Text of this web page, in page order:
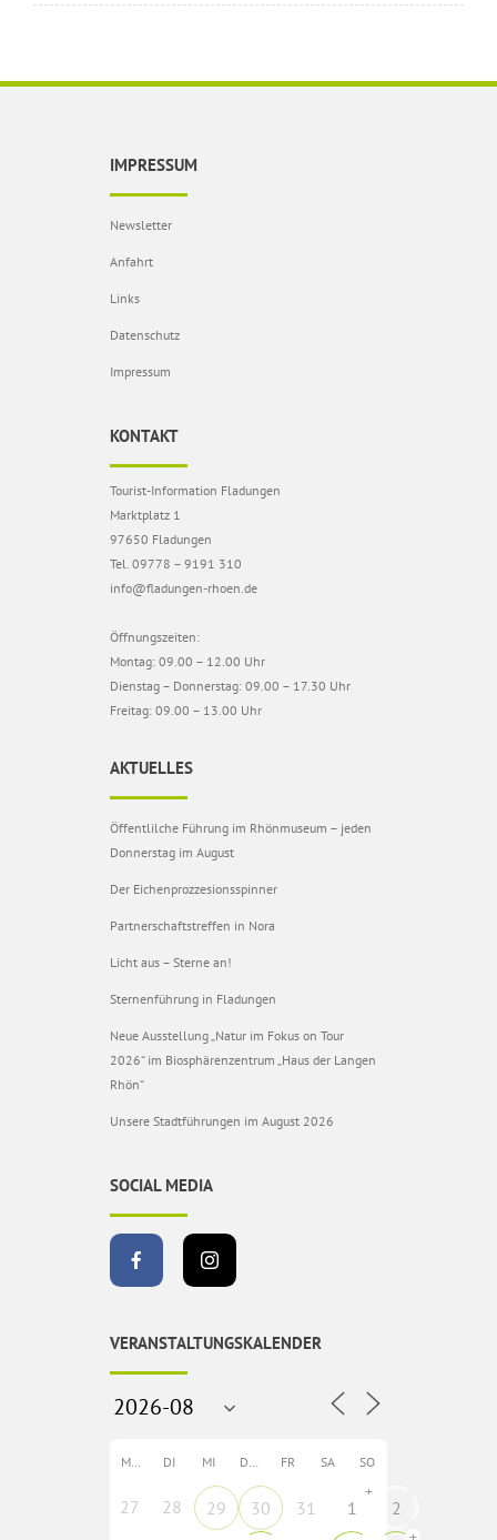
IMPRESSUM
Newsletter
Anfahrt
Links
Datenschutz
Impressum
KONTAKT
Tourist-Information Fladungen
Marktplatz 1
97650 Fladungen
Tel. 09778 – 9191 310
info@fladungen-rhoen.de
Öffnungszeiten:
Montag: 09.00 – 12.00 Uhr
Dienstag – Donnerstag: 09.00 – 17.30 Uhr
Freitag: 09.00 – 13.00 Uhr
AKTUELLES
Öffentlilche Führung im Rhönmuseum – jeden
Donnerstag im August
Der Eichenprozzesionsspinner
Partnerschaftstreffen in Nora
Licht aus – Sterne an!
Sternenführung in Fladungen
Neue Ausstellung „Natur im Fokus on Tour
2026“ im Biosphärenzentrum „Haus der Langen
Rhön“
Unsere Stadtführungen im August 2026
SOCIAL MEDIA
VERANSTALTUNGSKALENDER
MO DI MI DO FR SA SO
27 28 29 30 31 1
+
2